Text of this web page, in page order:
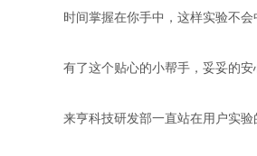
时间掌握在你手中，这样实验不会
有了这个贴心的小帮手，妥妥的安
来亨科技研发部一直站在用户实